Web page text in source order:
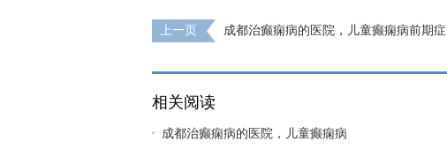
上一页
成都治癫痫病的医院，儿童癫痫病前期症
相关阅读
成都治癫痫病的医院，儿童癫痫病